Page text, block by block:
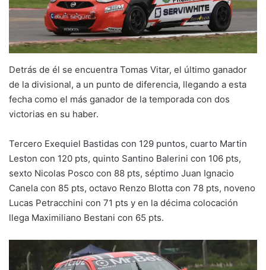
Detrás de él se encuentra Tomas Vitar, el último ganador
de la divisional, a un punto de diferencia, llegando a esta
fecha como el más ganador de la temporada con dos
victorias en su haber.
Tercero Exequiel Bastidas con 129 puntos, cuarto Martin
Leston con 120 pts, quinto Santino Balerini con 106 pts,
sexto Nicolas Posco con 88 pts, séptimo Juan Ignacio
Canela con 85 pts, octavo Renzo Blotta con 78 pts, noveno
Lucas Petracchini con 71 pts y en la décima colocación
llega Maximiliano Bestani con 65 pts.